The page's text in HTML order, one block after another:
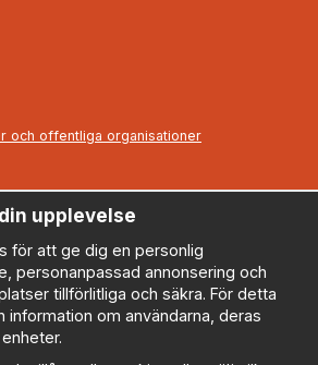
och offentliga organisationer
upplevelse
för att ge dig en personlig
personanpassad annonsering och
tillförlitliga och säkra. För detta
information om användarna, deras